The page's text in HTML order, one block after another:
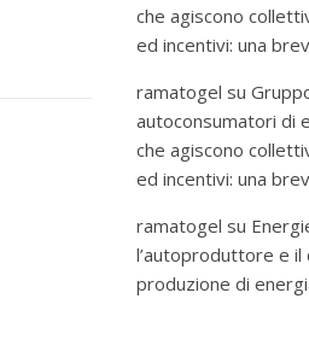
che agiscono
ed incentivi: una
ramatogel su
autoconsumatori di
che agiscono
ed incentivi: una
ramatogel su
l’autoproduttore e il
produzione di